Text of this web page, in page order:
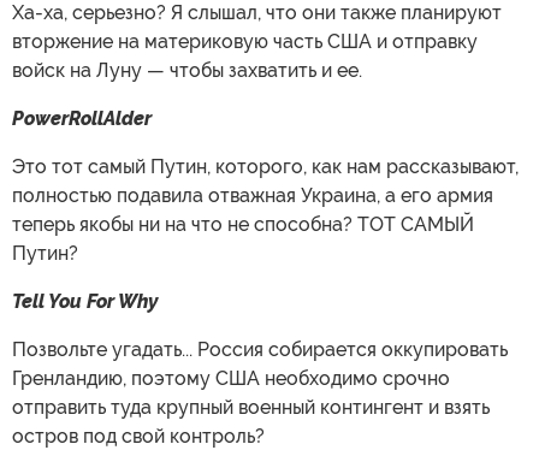
Ха-ха, серьезно? Я слышал, что они также планируют
вторжение на материковую часть США и отправку
войск на Луну — чтобы захватить и ее.
PowerRollAlder
Это тот самый Путин, которого, как нам рассказывают,
полностью подавила отважная Украина, а его армия
теперь якобы ни на что не способна? ТОТ САМЫЙ
Путин?
Tell You For Why
Позвольте угадать... Россия собирается оккупировать
Гренландию, поэтому США необходимо срочно
отправить туда крупный военный контингент и взять
остров под свой контроль?